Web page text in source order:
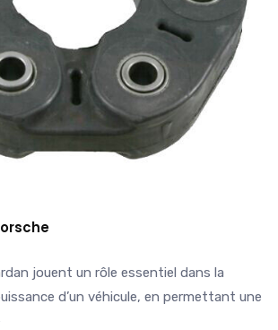
jouent un rôle essentiel dans la
d’un véhicule, en permettant une